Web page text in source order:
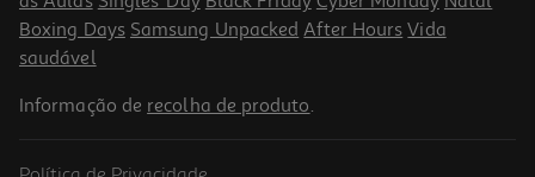
Boxing Days Samsung Unpacked After Hours Vida
saudável
Informação de recolha de produto.